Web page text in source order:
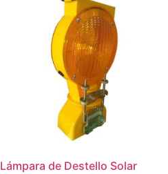
Lámpara de Destello Solar